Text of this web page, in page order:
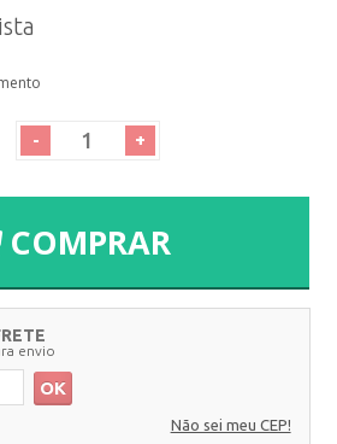
+
-
COMPRAR
envio
OK
Não sei meu CEP!